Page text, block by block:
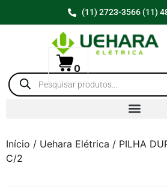
(11) 2723-3566 (11)
0
Início / Uehara Elétrica / PILHA
C/2